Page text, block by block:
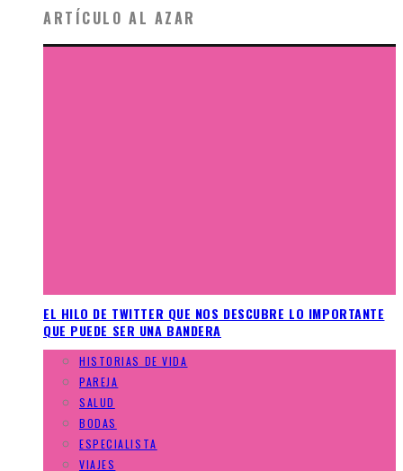
ARTÍCULO AL AZAR
EL HILO DE TWITTER QUE NOS DESCUBRE LO IMPORTANTE
QUE PUEDE SER UNA BANDERA
HISTORIAS DE VIDA
PAREJA
SALUD
BODAS
ESPECIALISTA
VIAJES